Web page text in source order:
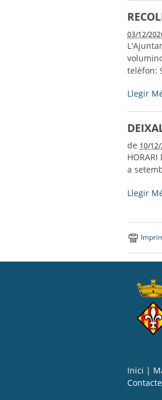
03/12/
telèfon:
Llegir
de 10/
a
Llegir
Inici
Contacte